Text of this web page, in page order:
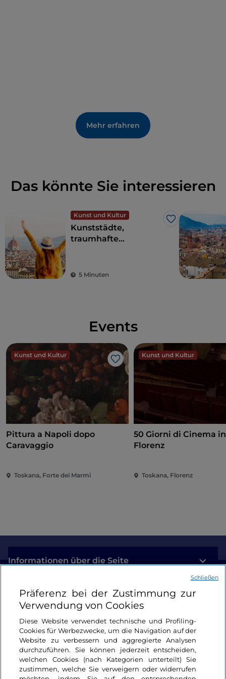
Mehr erfahren
Das könnte Sie interessieren
Kunst und Kultur
Like
Kunststädte,
traumhafte
Toskana ist der Traum
5 Minuten
Events
Kunst und Kultur
Like
Pittura a Napoli dopo
Caravaggio
Toskana, Forte dei Marmi
Kunst und Kultur
50 Giorni di Cinema in
Florenz
Toskana, Florenz
Informationen über die Seite
Nützliche Links
Login
Bleiben wir in Kontakt
Präferenz bei der Zustimmung zur
Verwendung von Cookies
Diese Website verwendet technische und Profiling-
Cookies für Werbezwecke, um die Navigation auf der
Website zu verbessern und aggregierte Analysen
durchzuführen. Sie können jederzeit entscheiden,
welchen Cookies (nach Kategorien unterteilt) Sie
zustimmen, welche Sie verweigern oder widerrufen
Schließen